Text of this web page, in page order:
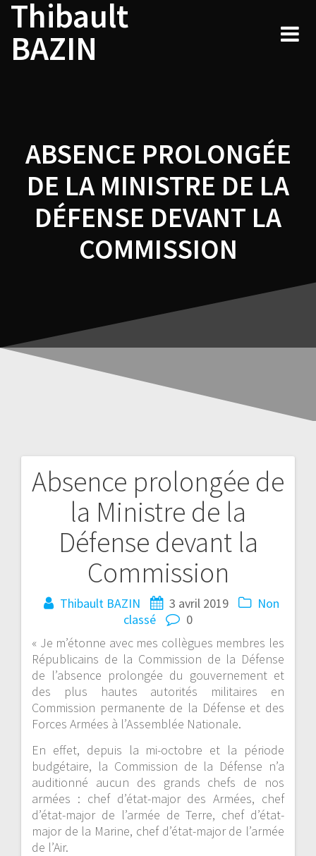
Skip
content
Thibault
BAZIN
ABSENCE PROLONGÉE
DE LA MINISTRE DE LA
DÉFENSE DEVANT LA
COMMISSION
Absence prolongée de
la Ministre de la
Défense devant la
Commission
Thibault BAZIN 3 avril 2019
Non
classé
0
« Je m’étonne avec mes collègues membres les
Républicains de la Commission de la Défense
de l’absence prolongée du gouvernement et
des plus hautes autorités militaires en
Commission permanente de la Défense et des
Forces Armées à l’Assemblée Nationale.
En effet, depuis la mi-octobre et la période
budgétaire, la Commission de la Défense n’a
auditionné aucun des grands chefs de nos
armées : chef d’état-major des Armées, chef
d’état-major de l’armée de Terre, chef d’état-
major de la Marine, chef d’état-major de l’armée
de l’Air.
Navigation
de